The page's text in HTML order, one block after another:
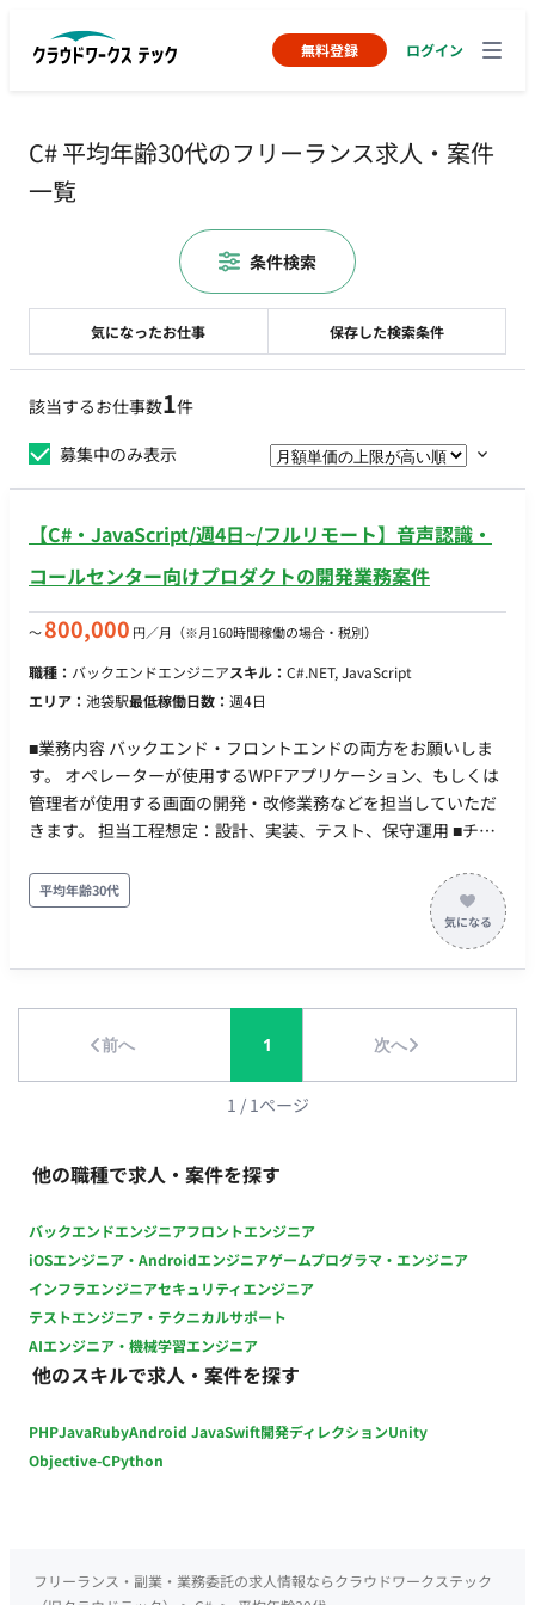
無料登録 ログイン
C# 平均年齢30代のフリーランス求人・案件
一覧
該当するお仕事数1件
募集中のみ表示
【C#・JavaScript/週4日~/フルリモート】音声認識・
コールセンター向けプロダクトの開発業務案件
〜800,000 円／月 （※月160時間稼働の場合・税別）
職種： バックエンドエンジニアスキル： C#.NET, JavaScript
エリア： 池袋駅最低稼働日数： 週4日
■業務内容 バックエンド・フロントエンドの両方をお願いしま
す。 オペレーターが使用するWPFアプリケーション、もしくは
管理者が使用する画面の開発・改修業務などを担当していただ
きます。 担当工程想定：設計、実装、テスト、保守運用 ■チー
20名・6名に分かれます。 ■開発環境 ・言語：
C#,JavaScript,jQuery,CSS ・フレームワーク：ASP.NET,WPF ・
ケーションツール：Teams ■働き方 ・稼働量：週4以上 ・稼働
平均年齢30代
前へ 1 次へ
1 / 1ページ
他の職種で求人・案件を探す
バックエンドエンジニアフロントエンジニア
iOSエンジニア・Androidエンジニアゲームプログラマ・エンジニア
インフラエンジニアセキュリティエンジニア
テストエンジニア・テクニカルサポート
AIエンジニア・機械学習エンジニア
他のスキルで求人・案件を探す
PHPJavaRubyAndroid JavaSwift開発ディレクションUnity
Objective-CPython
気になったお仕事 保存した検索条件
条件検索
フリーランス・副業・業務委託の求人情報ならクラウドワークステック